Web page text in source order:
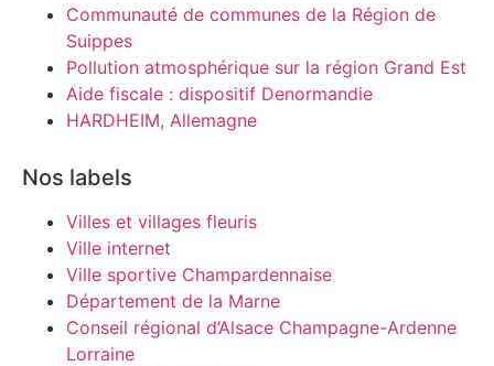
Communauté de communes de la Région de
Suippes
Pollution atmosphérique sur la région Grand Est
Aide fiscale : dispositif Denormandie
HARDHEIM, Allemagne
Nos labels
Villes et villages fleuris
Ville internet
Ville sportive Champardennaise
Département de la Marne
Conseil régional d’Alsace Champagne-Ardenne
Lorraine